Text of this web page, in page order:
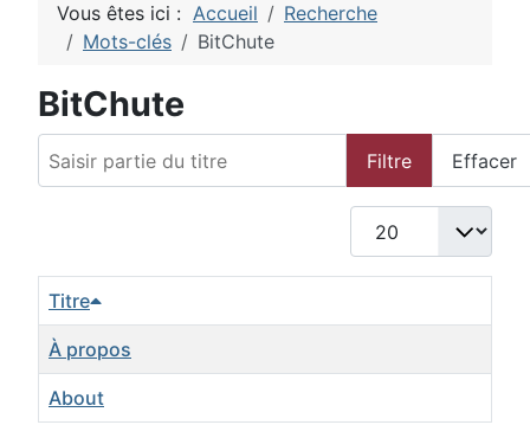
Vous êtes ici : Accueil
Recherche
Mots-clés
BitChute
BitChute
Filtre Effacer
Afficher #
Titre
À propos
About